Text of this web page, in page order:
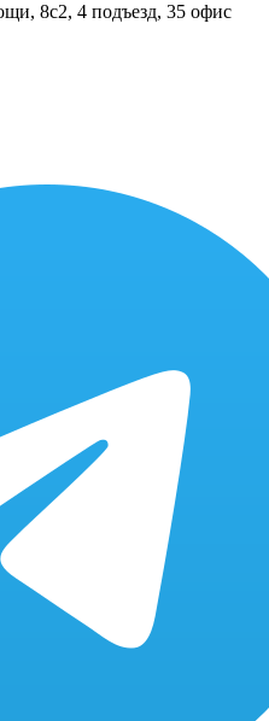
8с2, 4 подъезд, 35 офис